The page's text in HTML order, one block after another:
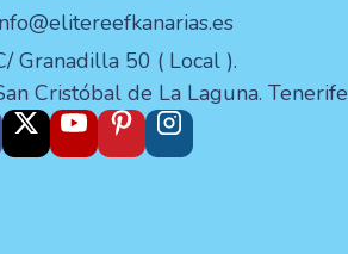
Granadilla 50 ( Local ).
Cristóbal de La Laguna. Tenerife